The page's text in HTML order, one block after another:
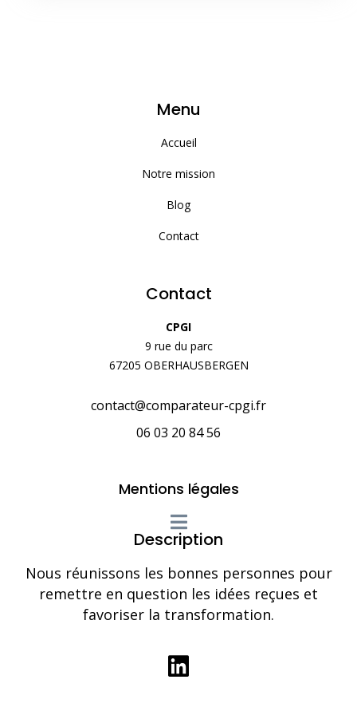
Menu
Accueil
Notre mission
Blog
Contact
Contact
CPGI
9 rue du parc
67205 OBERHAUSBERGEN
contact@comparateur-cpgi.fr
06 03 20 84 56
Mentions légales
Description
Nous réunissons les bonnes personnes pour
remettre en question les idées reçues et
favoriser la transformation.